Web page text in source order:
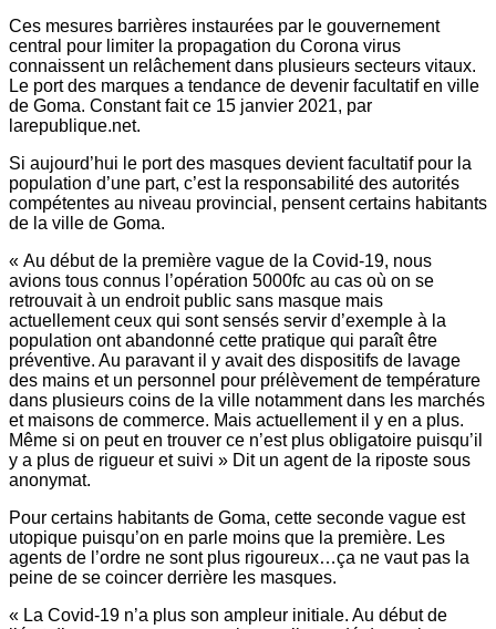
Ces mesures barrières instaurées par le gouvernement
central pour limiter la propagation du Corona virus
connaissent un relâchement dans plusieurs secteurs vitaux.
Le port des marques a tendance de devenir facultatif en ville
de Goma. Constant fait ce 15 janvier 2021, par
larepublique.net.
Si aujourd’hui le port des masques devient facultatif pour la
population d’une part, c’est la responsabilité des autorités
compétentes au niveau provincial, pensent certains habitants
de la ville de Goma.
« Au début de la première vague de la Covid-19, nous
avions tous connus l’opération 5000fc au cas où on se
retrouvait à un endroit public sans masque mais
actuellement ceux qui sont sensés servir d’exemple à la
population ont abandonné cette pratique qui paraît être
préventive. Au paravant il y avait des dispositifs de lavage
des mains et un personnel pour prélèvement de température
dans plusieurs coins de la ville notamment dans les marchés
et maisons de commerce. Mais actuellement il y en a plus.
Même si on peut en trouver ce n’est plus obligatoire puisqu’il
y a plus de rigueur et suivi » Dit un agent de la riposte sous
anonymat.
Pour certains habitants de Goma, cette seconde vague est
utopique puisqu’on en parle moins que la première. Les
agents de l’ordre ne sont plus rigoureux…ça ne vaut pas la
peine de se coincer derrière les masques.
« La Covid-19 n’a plus son ampleur initiale. Au début de